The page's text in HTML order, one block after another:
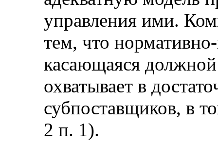
управления ими.
тем, что
касающаяся
охватывает в
субпоставщиков, в
2 п. 1).